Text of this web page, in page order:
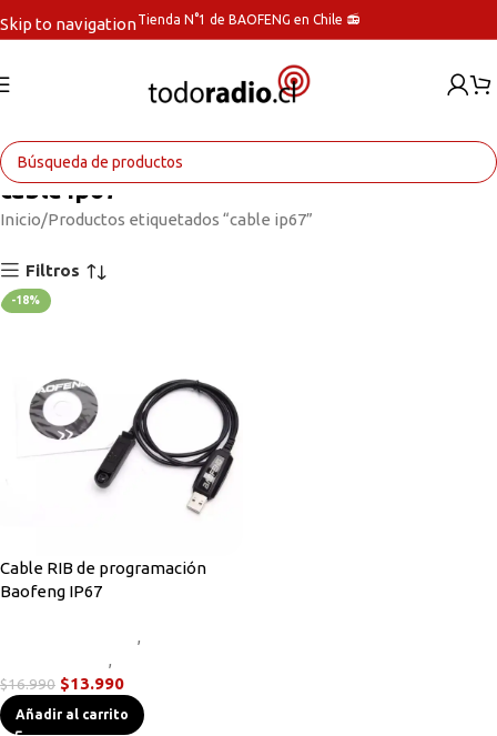
Skip to navigationTienda N°1 de BAOFENG en Chile 📻
cable ip67
Inicio Productos etiquetados “cable ip67”
Filtros
-18%
Cable RIB de programación
Baofeng IP67
,
,
$16.990 $13.990
Añadir al carrito